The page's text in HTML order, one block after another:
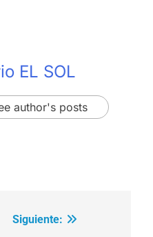
EL SOL
author's posts
Siguiente: